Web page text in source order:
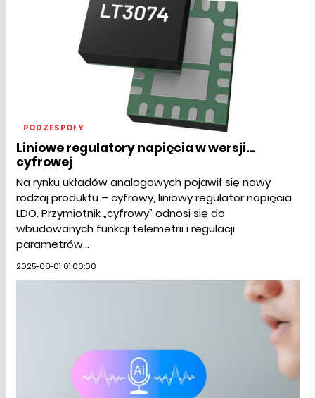
PODZESPOŁY
Liniowe regulatory napięcia w wersji...
cyfrowej
Na rynku układów analogowych pojawił się nowy
rodzaj produktu – cyfrowy, liniowy regulator napięcia
LDO. Przymiotnik „cyfrowy” odnosi się do
wbudowanych funkcji telemetrii i regulacji
parametrów...
2025-08-01 01:00:00